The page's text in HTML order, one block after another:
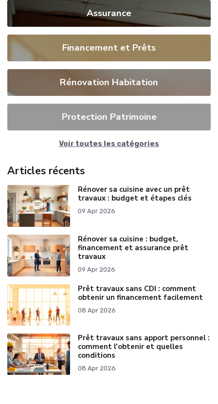
Assurance
Financement et Prêts
Rénovation Habitation
Protection Patrimoine
Voir toutes les catégories
Articles récents
Rénover sa cuisine avec un prêt
travaux : budget et étapes clés
09 Apr 2026
Rénover sa cuisine : budget,
financement et assurance prêt
travaux
09 Apr 2026
Prêt travaux sans CDI : comment
obtenir un financement facilement
08 Apr 2026
Prêt travaux sans apport personnel :
comment l'obtenir et quelles
conditions
08 Apr 2026